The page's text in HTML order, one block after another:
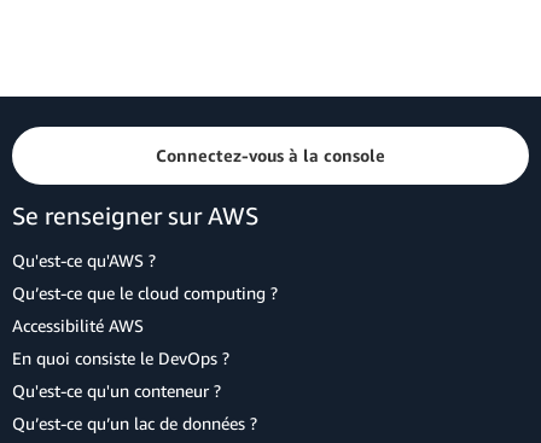
Connectez-vous à la console
Se renseigner sur AWS
Qu'est-ce qu'AWS ?
Qu’est-ce que le cloud computing ?
Accessibilité AWS
En quoi consiste le DevOps ?
Qu'est-ce qu'un conteneur ?
Qu’est-ce qu’un lac de données ?